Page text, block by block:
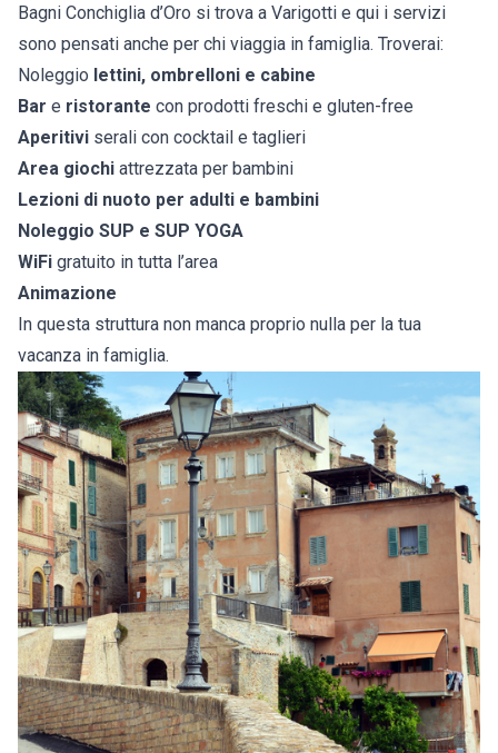
Bagni Conchiglia d’Oro si trova a Varigotti e qui i servizi
sono pensati anche per chi viaggia in famiglia. Troverai:
Noleggio lettini, ombrelloni e cabine
Bar e ristorante con prodotti freschi e gluten-free
Aperitivi serali con cocktail e taglieri
Area giochi attrezzata per bambini
Lezioni di nuoto per adulti e bambini
Noleggio SUP e SUP YOGA
WiFi gratuito in tutta l’area
Animazione
In questa struttura non manca proprio nulla per la tua
vacanza in famiglia.